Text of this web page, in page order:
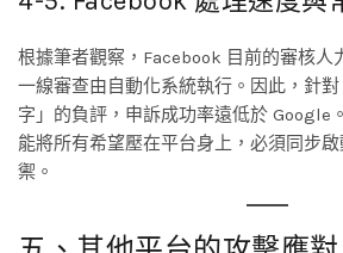
根據筆者觀察，Facebook 目前的審核人
一線審查由自動化系統執行。因此，針
字」的負評，申訴成功率遠低於 Google
能將所有希望壓在平台身上，必須同步
禦。